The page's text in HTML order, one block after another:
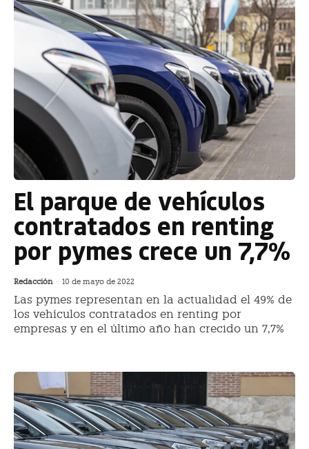
El parque de vehículos
contratados en renting
por pymes crece un 7,7%
Redacción - 10 de mayo de 2022
Las pymes representan en la actualidad el 49% de
los vehículos contratados en renting por
empresas y en el último año han crecido un 7,7%